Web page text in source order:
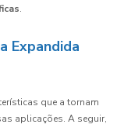
.
Expandida
que a tornam
aplicações. A seguir,